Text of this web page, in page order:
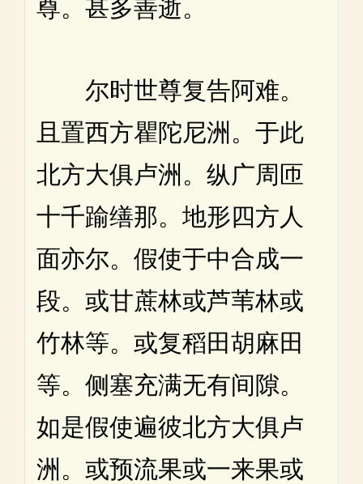
尊。甚多善逝。
尔时世尊复告阿难。
且置西方瞿陀尼洲。于此
北方大俱卢洲。纵广周匝
十千踰缮那。地形四方人
面亦尔。假使于中合成一
段。或甘蔗林或芦苇林或
竹林等。或复稻田胡麻田
等。侧塞充满无有间隙。
如是假使遍彼北方大俱卢
洲。或预流果或一来果或